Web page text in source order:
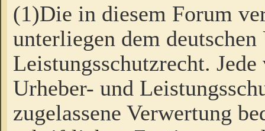
(1)Die in diesem Forum
unterliegen dem
Leistungsschutzrecht.
Urheber- und
zugelassene Verwertung